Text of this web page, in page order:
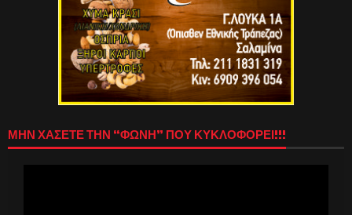
ΜΗΝ ΧΑΣΕΤΕ ΤΗΝ “ΦΩΝΗ” ΠΟΥ ΚΥΚΛΟΦΟΡΕΙ!!!